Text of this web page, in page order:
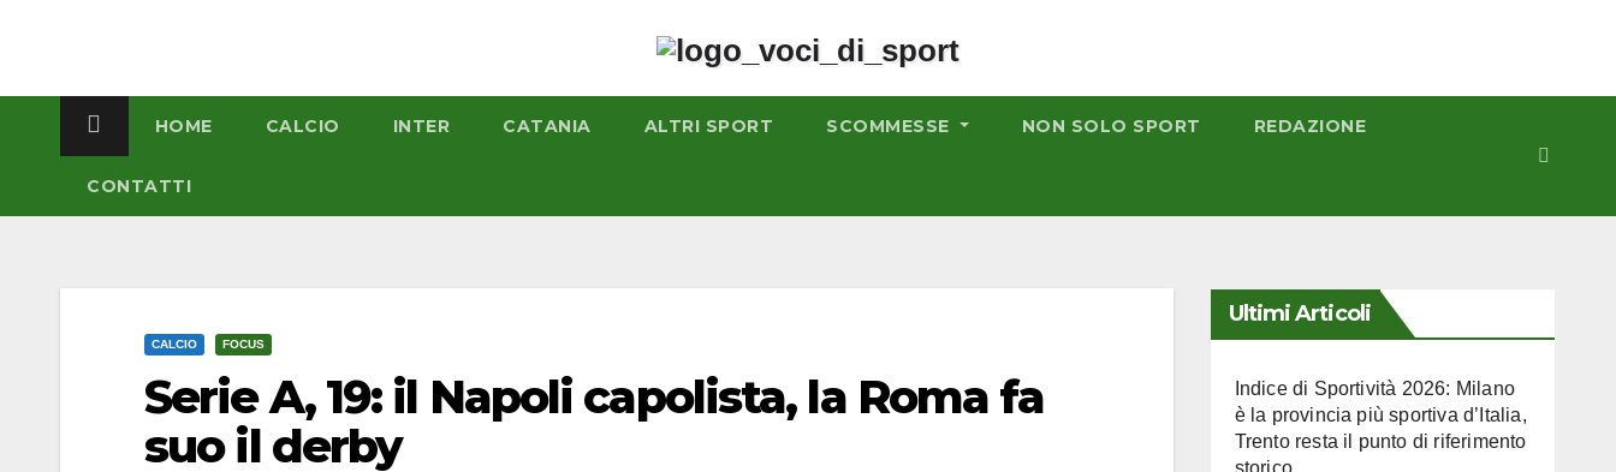
HOME CALCIO INTER CATANIA ALTRI SPORT SCOMMESSE NON SOLO SPORT REDAZIONE
CONTATTI
CALCIO FOCUS
Serie A, 19: il Napoli capolista, la Roma fa
suo il derby
Ultimi Articoli
Indice di Sportività 2026: Milano
è la provincia più sportiva d’Italia,
Trento resta il punto di riferimento
storico